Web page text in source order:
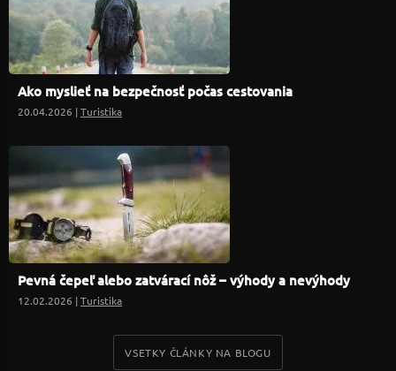
Ako myslieť na bezpečnosť počas cestovania
20.04.2026 |Turistika
Pevná čepeľ alebo zatvárací nôž – výhody a nevýhody
12.02.2026 |Turistika
VSETKY ČLÁNKY NA BLOGU